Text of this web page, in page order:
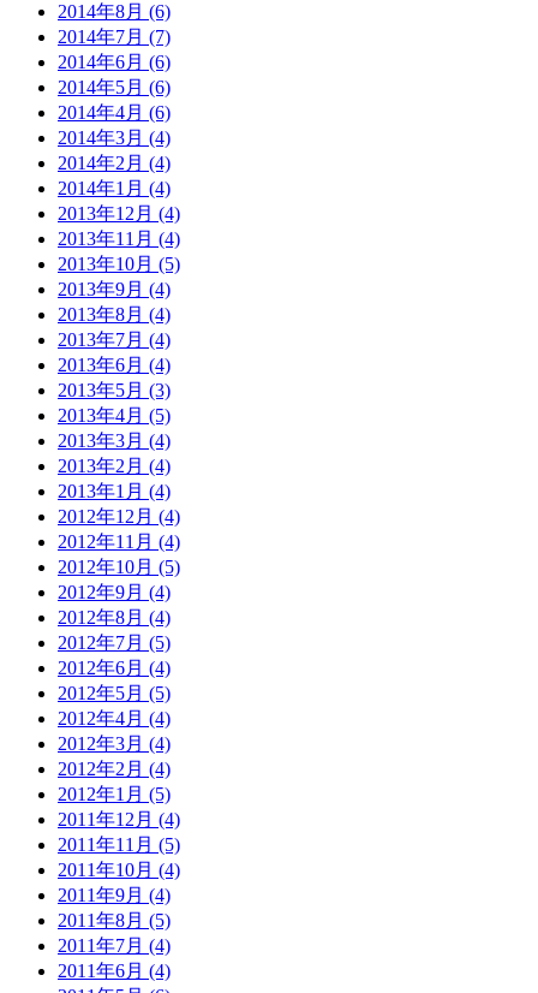
2014年8月 (6)
2014年7月 (7)
2014年6月 (6)
2014年5月 (6)
2014年4月 (6)
2014年3月 (4)
2014年2月 (4)
2014年1月 (4)
2013年12月 (4)
2013年11月 (4)
2013年10月 (5)
2013年9月 (4)
2013年8月 (4)
2013年7月 (4)
2013年6月 (4)
2013年5月 (3)
2013年4月 (5)
2013年3月 (4)
2013年2月 (4)
2013年1月 (4)
2012年12月 (4)
2012年11月 (4)
2012年10月 (5)
2012年9月 (4)
2012年8月 (4)
2012年7月 (5)
2012年6月 (4)
2012年5月 (5)
2012年4月 (4)
2012年3月 (4)
2012年2月 (4)
2012年1月 (5)
2011年12月 (4)
2011年11月 (5)
2011年10月 (4)
2011年9月 (4)
2011年8月 (5)
2011年7月 (4)
2011年6月 (4)